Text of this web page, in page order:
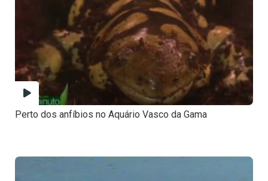
Perto dos anfíbios no Aquário Vasco da Gama